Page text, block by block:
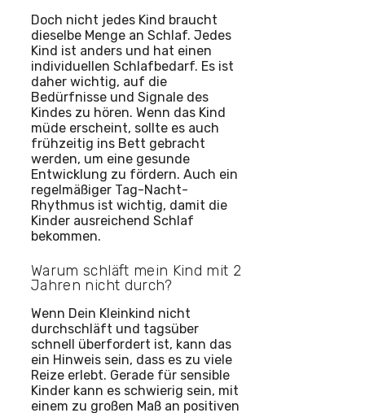
Doch nicht jedes Kind braucht
dieselbe Menge an Schlaf. Jedes
Kind ist anders und hat einen
individuellen Schlafbedarf. Es ist
daher wichtig, auf die
Bedürfnisse und Signale des
Kindes zu hören. Wenn das Kind
müde erscheint, sollte es auch
frühzeitig ins Bett gebracht
werden, um eine gesunde
Entwicklung zu fördern. Auch ein
regelmäßiger Tag-Nacht-
Rhythmus ist wichtig, damit die
Kinder ausreichend Schlaf
bekommen.
Warum schläft mein Kind mit 2
Jahren nicht durch?
Wenn Dein Kleinkind nicht
durchschläft und tagsüber
schnell überfordert ist, kann das
ein Hinweis sein, dass es zu viele
Reize erlebt. Gerade für sensible
Kinder kann es schwierig sein, mit
einem zu großen Maß an positiven